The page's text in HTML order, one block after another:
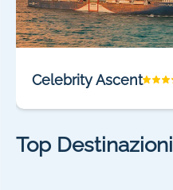
Celebrity Ascent
Top Destinazioni